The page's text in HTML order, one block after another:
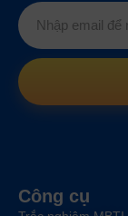
Công cụ